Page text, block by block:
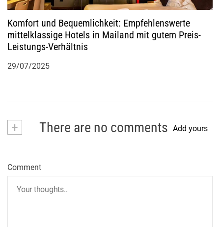
Komfort und Bequemlichkeit: Empfehlenswerte
mittelklassige Hotels in Mailand mit gutem Preis-
Leistungs-Verhältnis
29/07/2025
+ There are no comments Add yours
Comment